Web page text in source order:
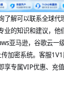
了解可以联系全球代
业的知识和建议，他
亚马逊，谷歌云一
加密系统。客服
享专属VIP优惠、充